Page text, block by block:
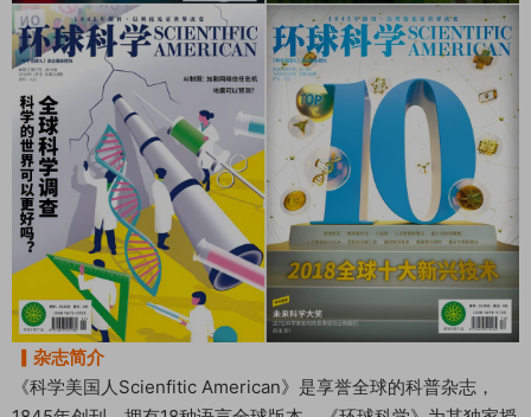
▎杂志简介
《科学美国人Scienfitic American》是享誉全球的科普杂志，